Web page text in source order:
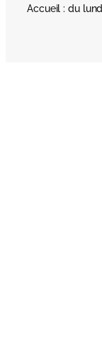
Accueil : du